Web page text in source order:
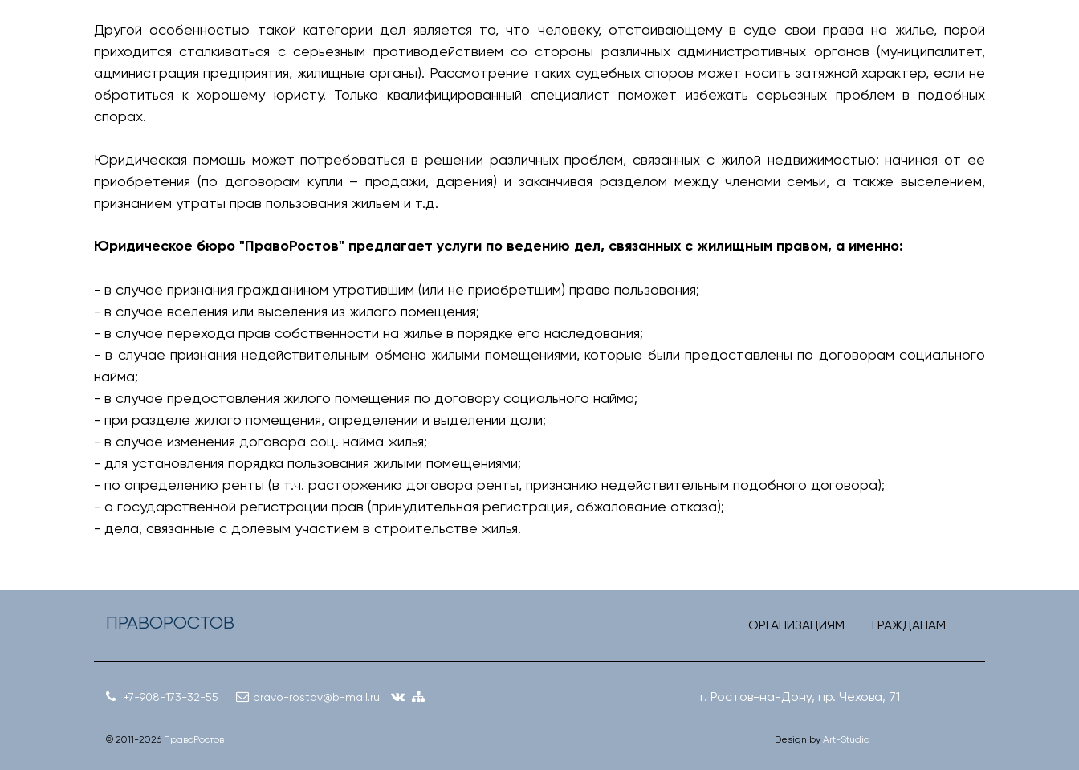
Другой особенностью такой категории дел является то, что человеку, отстаивающему в суде свои права на жилье, порой
приходится сталкиваться с серьезным противодействием со стороны различных административных органов (муниципалитет,
администрация предприятия, жилищные органы). Рассмотрение таких судебных споров может носить затяжной характер, если не
обратиться к хорошему юристу. Только квалифицированный специалист поможет избежать серьезных проблем в подобных
спорах.
Юридическая помощь может потребоваться в решении различных проблем, связанных с жилой недвижимостью: начиная от ее
приобретения (по договорам купли – продажи, дарения) и заканчивая разделом между членами семьи, а также выселением,
признанием утраты прав пользования жильем и т.д.
Юридическое бюро "ПравоРостов" предлагает услуги по ведению дел, связанных с жилищным правом, а именно:
- в случае признания гражданином утратившим (или не приобретшим) право пользования;
- в случае вселения или выселения из жилого помещения;
- в случае перехода прав собственности на жилье в порядке его наследования;
- в случае признания недействительным обмена жилыми помещениями, которые были предоставлены по договорам социального
найма;
- в случае предоставления жилого помещения по договору социального найма;
- при разделе жилого помещения, определении и выделении доли;
- в случае изменения договора соц. найма жилья;
- для установления порядка пользования жилыми помещениями;
- по определению ренты (в т.ч. расторжению договора ренты, признанию недействительным подобного договора);
- о государственной регистрации прав (принудительная регистрация, обжалование отказа);
- дела, связанные с долевым участием в строительстве жилья.
ПРАВОРОСТОВ ОРГАНИЗАЦИЯМ ГРАЖДАНАМ
+7-908-173-32-55 pravo-rostov@b-mail.ru г. Ростов-на-Дону, пр. Чехова, 71
© 2011-2026 ПравоРостов Design by Art-Studio